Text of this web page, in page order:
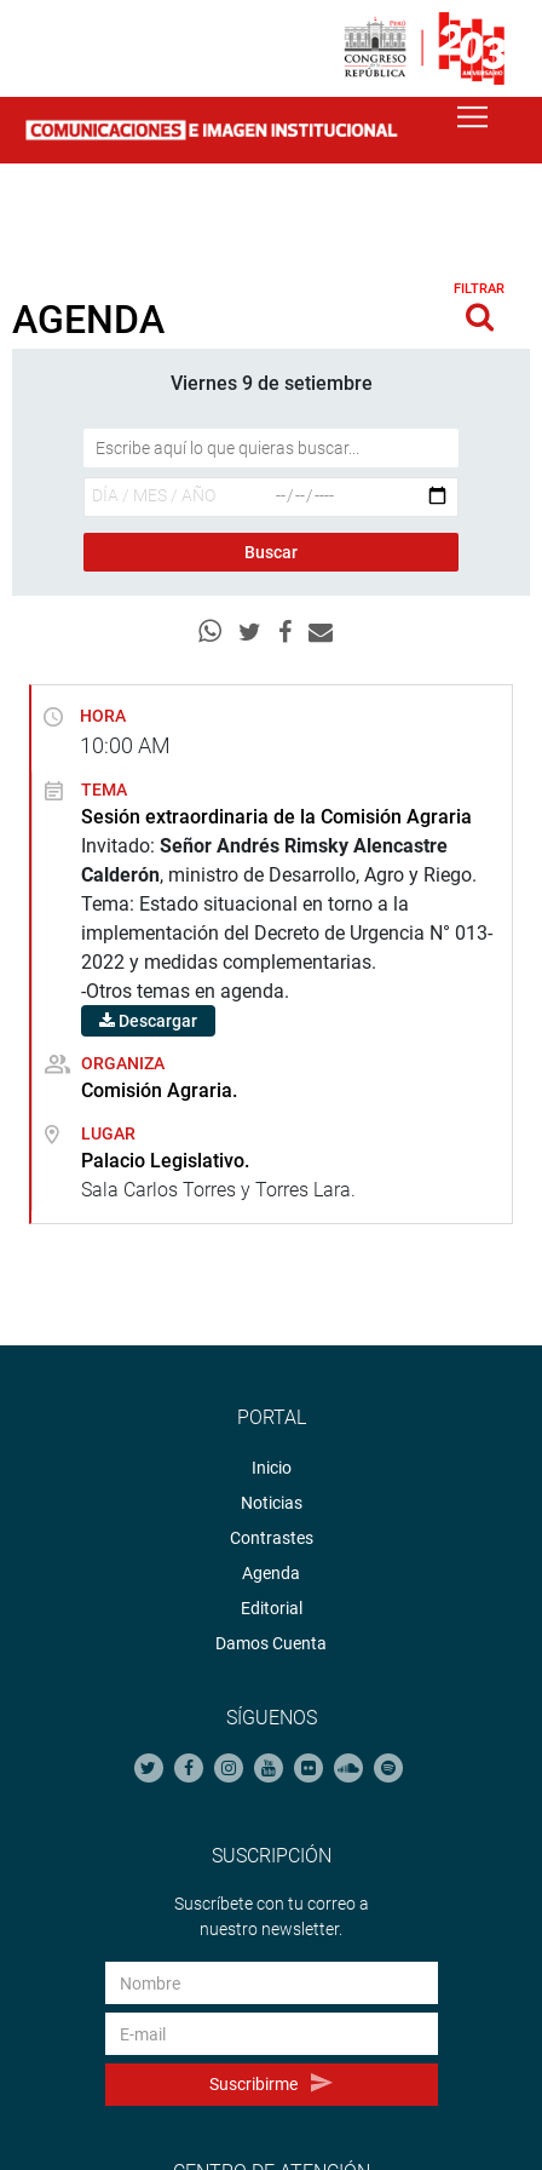
AGENDA
FILTRAR
Viernes 9 de setiembre
HORA
10:00 AM
TEMA
Sesión extraordinaria de la Comisión Agraria
Invitado: Señor Andrés Rimsky Alencastre
Calderón, ministro de Desarrollo, Agro y Riego.
Tema: Estado situacional en torno a la
implementación del Decreto de Urgencia N° 013-
2022 y medidas complementarias.
-Otros temas en agenda.
Descargar
ORGANIZA
Comisión Agraria.
LUGAR
Palacio Legislativo.
Sala Carlos Torres y Torres Lara.
PORTAL
Inicio
Noticias
Contrastes
Agenda
Editorial
Damos Cuenta
SÍGUENOS
SUSCRIPCIÓN
Suscríbete con tu correo a
nuestro newsletter.
Suscribirme